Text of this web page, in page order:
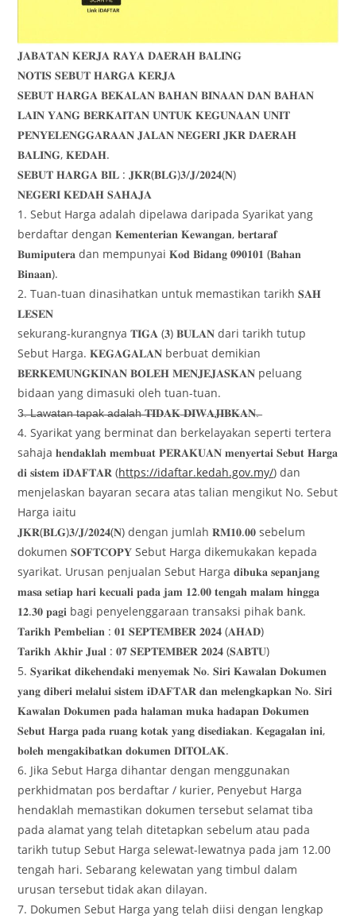
𝐉𝐀𝐁𝐀𝐓𝐀𝐍 𝐊𝐄𝐑𝐉𝐀 𝐑𝐀𝐘𝐀 𝐃𝐀𝐄𝐑𝐀𝐇 𝐁𝐀𝐋𝐈𝐍𝐆
𝐍𝐎𝐓𝐈𝐒 𝐒𝐄𝐁𝐔𝐓 𝐇𝐀𝐑𝐆𝐀 𝐊𝐄𝐑𝐉𝐀
𝐒𝐄𝐁𝐔𝐓 𝐇𝐀𝐑𝐆𝐀 𝐁𝐄𝐊𝐀𝐋𝐀𝐍 𝐁𝐀𝐇𝐀𝐍 𝐁𝐈𝐍𝐀𝐀𝐍 𝐃𝐀𝐍 𝐁𝐀𝐇𝐀𝐍
𝐋𝐀𝐈𝐍 𝐘𝐀𝐍𝐆 𝐁𝐄𝐑𝐊𝐀𝐈𝐓𝐀𝐍 𝐔𝐍𝐓𝐔𝐊 𝐊𝐄𝐆𝐔𝐍𝐀𝐀𝐍 𝐔𝐍𝐈𝐓
𝐏𝐄𝐍𝐘𝐄𝐋𝐄𝐍𝐆𝐆𝐀𝐑𝐀𝐀𝐍 𝐉𝐀𝐋𝐀𝐍 𝐍𝐄𝐆𝐄𝐑𝐈 𝐉𝐊𝐑 𝐃𝐀𝐄𝐑𝐀𝐇
𝐁𝐀𝐋𝐈𝐍𝐆, 𝐊𝐄𝐃𝐀𝐇.
𝐒𝐄𝐁𝐔𝐓 𝐇𝐀𝐑𝐆𝐀 𝐁𝐈𝐋 : 𝐉𝐊𝐑(𝐁𝐋𝐆)𝟑/𝐉/𝟐𝟎𝟐𝟒(𝐍)
𝐍𝐄𝐆𝐄𝐑𝐈 𝐊𝐄𝐃𝐀𝐇 𝐒𝐀𝐇𝐀𝐉𝐀
1. Sebut Harga adalah dipelawa daripada Syarikat yang
berdaftar dengan 𝐊𝐞𝐦𝐞𝐧𝐭𝐞𝐫𝐢𝐚𝐧 𝐊𝐞𝐰𝐚𝐧𝐠𝐚𝐧, 𝐛𝐞𝐫𝐭𝐚𝐫𝐚𝐟
𝐁𝐮𝐦𝐢𝐩𝐮𝐭𝐞𝐫𝐚 dan mempunyai 𝐊𝐨𝐝 𝐁𝐢𝐝𝐚𝐧𝐠 𝟎𝟗𝟎𝟏𝟎𝟏 (𝐁𝐚𝐡𝐚𝐧
𝐁𝐢𝐧𝐚𝐚𝐧).
2. Tuan-tuan dinasihatkan untuk memastikan tarikh 𝐒𝐀𝐇
𝐋𝐄𝐒𝐄𝐍
sekurang-kurangnya 𝐓𝐈𝐆𝐀 (𝟑) 𝐁𝐔𝐋𝐀𝐍 dari tarikh tutup
Sebut Harga. 𝐊𝐄𝐆𝐀𝐆𝐀𝐋𝐀𝐍 berbuat demikian
𝐁𝐄𝐑𝐊𝐄𝐌𝐔𝐍𝐆𝐊𝐈𝐍𝐀𝐍 𝐁𝐎𝐋𝐄𝐇 𝐌𝐄𝐍𝐉𝐄𝐉𝐀𝐒𝐊𝐀𝐍 peluang
bidaan yang dimasuki oleh tuan-tuan.
3̶.̶ ̶L̶a̶w̶a̶t̶a̶n̶ ̶t̶a̶p̶a̶k̶ ̶a̶d̶a̶l̶a̶h̶ ̶𝐓̶𝐈̶𝐃̶𝐀̶𝐊̶ ̶𝐃̶𝐈̶𝐖̶𝐀̶𝐉̶𝐈̶𝐁̶𝐊̶𝐀̶𝐍̶.̶
4. Syarikat yang berminat dan berkelayakan seperti tertera
sahaja 𝐡𝐞𝐧𝐝𝐚𝐤𝐥𝐚𝐡 𝐦𝐞𝐦𝐛𝐮𝐚𝐭 𝐏𝐄𝐑𝐀𝐊𝐔𝐀𝐍 𝐦𝐞𝐧𝐲𝐞𝐫𝐭𝐚𝐢 𝐒𝐞𝐛𝐮𝐭 𝐇𝐚𝐫𝐠𝐚
𝐝𝐢 𝐬𝐢𝐬𝐭𝐞𝐦 𝐢𝐃𝐀𝐅𝐓𝐀𝐑 (https://idaftar.kedah.gov.my/) dan
menjelaskan bayaran secara atas talian mengikut No. Sebut
Harga iaitu
𝐉𝐊𝐑(𝐁𝐋𝐆)𝟑/𝐉/𝟐𝟎𝟐𝟒(𝐍) dengan jumlah 𝐑𝐌𝟏𝟎.𝟎𝟎 sebelum
dokumen 𝐒𝐎𝐅𝐓𝐂𝐎𝐏𝐘 Sebut Harga dikemukakan kepada
syarikat. Urusan penjualan Sebut Harga 𝐝𝐢𝐛𝐮𝐤𝐚 𝐬𝐞𝐩𝐚𝐧𝐣𝐚𝐧𝐠
𝐦𝐚𝐬𝐚 𝐬𝐞𝐭𝐢𝐚𝐩 𝐡𝐚𝐫𝐢 𝐤𝐞𝐜𝐮𝐚𝐥𝐢 𝐩𝐚𝐝𝐚 𝐣𝐚𝐦 𝟏𝟐.𝟎𝟎 𝐭𝐞𝐧𝐠𝐚𝐡 𝐦𝐚𝐥𝐚𝐦 𝐡𝐢𝐧𝐠𝐠𝐚
𝟏𝟐.𝟑𝟎 𝐩𝐚𝐠𝐢 bagi penyelenggaraan transaksi pihak bank.
𝐓𝐚𝐫𝐢𝐤𝐡 𝐏𝐞𝐦𝐛𝐞𝐥𝐢𝐚𝐧 : 𝟎𝟏 𝐒𝐄𝐏𝐓𝐄𝐌𝐁𝐄𝐑 𝟐𝟎𝟐𝟒 (𝐀𝐇𝐀𝐃)
𝐓𝐚𝐫𝐢𝐤𝐡 𝐀𝐤𝐡𝐢𝐫 𝐉𝐮𝐚𝐥 : 𝟎𝟕 𝐒𝐄𝐏𝐓𝐄𝐌𝐁𝐄𝐑 𝟐𝟎𝟐𝟒 (𝐒𝐀𝐁𝐓𝐔)
5. 𝐒𝐲𝐚𝐫𝐢𝐤𝐚𝐭 𝐝𝐢𝐤𝐞𝐡𝐞𝐧𝐝𝐚𝐤𝐢 𝐦𝐞𝐧𝐲𝐞𝐦𝐚𝐤 𝐍𝐨. 𝐒𝐢𝐫𝐢 𝐊𝐚𝐰𝐚𝐥𝐚𝐧 𝐃𝐨𝐤𝐮𝐦𝐞𝐧
𝐲𝐚𝐧𝐠 𝐝𝐢𝐛𝐞𝐫𝐢 𝐦𝐞𝐥𝐚𝐥𝐮𝐢 𝐬𝐢𝐬𝐭𝐞𝐦 𝐢𝐃𝐀𝐅𝐓𝐀𝐑 𝐝𝐚𝐧 𝐦𝐞𝐥𝐞𝐧𝐠𝐤𝐚𝐩𝐤𝐚𝐧 𝐍𝐨. 𝐒𝐢𝐫𝐢
𝐊𝐚𝐰𝐚𝐥𝐚𝐧 𝐃𝐨𝐤𝐮𝐦𝐞𝐧 𝐩𝐚𝐝𝐚 𝐡𝐚𝐥𝐚𝐦𝐚𝐧 𝐦𝐮𝐤𝐚 𝐡𝐚𝐝𝐚𝐩𝐚𝐧 𝐃𝐨𝐤𝐮𝐦𝐞𝐧
𝐒𝐞𝐛𝐮𝐭 𝐇𝐚𝐫𝐠𝐚 𝐩𝐚𝐝𝐚 𝐫𝐮𝐚𝐧𝐠 𝐤𝐨𝐭𝐚𝐤 𝐲𝐚𝐧𝐠 𝐝𝐢𝐬𝐞𝐝𝐢𝐚𝐤𝐚𝐧. 𝐊𝐞𝐠𝐚𝐠𝐚𝐥𝐚𝐧 𝐢𝐧𝐢,
𝐛𝐨𝐥𝐞𝐡 𝐦𝐞𝐧𝐠𝐚𝐤𝐢𝐛𝐚𝐭𝐤𝐚𝐧 𝐝𝐨𝐤𝐮𝐦𝐞𝐧 𝐃𝐈𝐓𝐎𝐋𝐀𝐊.
6. Jika Sebut Harga dihantar dengan menggunakan
perkhidmatan pos berdaftar / kurier, Penyebut Harga
hendaklah memastikan dokumen tersebut selamat tiba
pada alamat yang telah ditetapkan sebelum atau pada
tarikh tutup Sebut Harga selewat-lewatnya pada jam 12.00
tengah hari. Sebarang kelewatan yang timbul dalam
urusan tersebut tidak akan dilayan.
7. Dokumen Sebut Harga yang telah diisi dengan lengkap